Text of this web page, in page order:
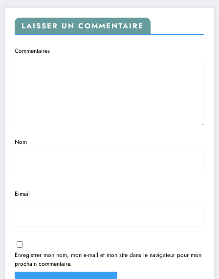
LAISSER UN COMMENTAIRE
Commentaires
Nom
E-mail
Enregistrer mon nom, mon e-mail et mon site dans le navigateur pour mon
prochain commentaire.